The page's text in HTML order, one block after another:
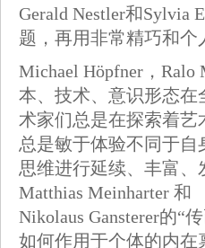
Gerald Nestler和Sylvia
题，再用非常精巧和个
Michael Höpfner，Ralo
本、技术、意识形态
术家们总是在探索着
总是敏于体验不同于
思维进行延续、丰富、
Matthias Meinharter 和
Nikolaus Gansterer的“
如何作用于个体的内